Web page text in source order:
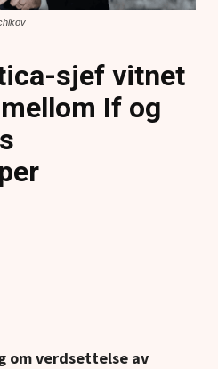
sjef vitnet
If og
om verdsettelse av